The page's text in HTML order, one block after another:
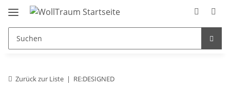
Zurück zur Liste RE:DESIGNED